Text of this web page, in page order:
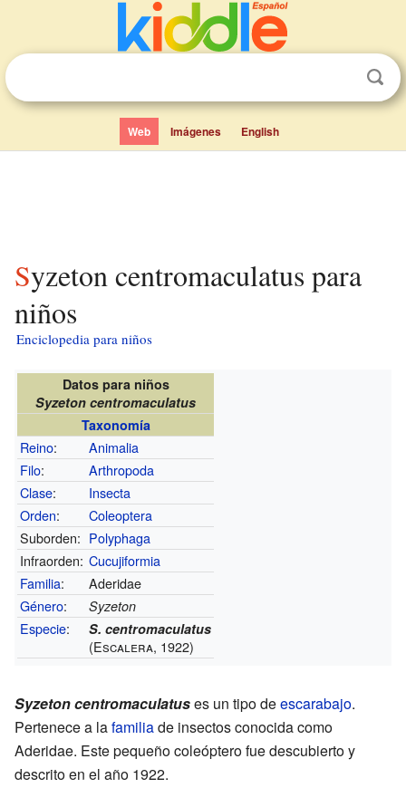
Web Imágenes English
Syzeton centromaculatus para
niños
Enciclopedia para niños
Datos para niños
Syzeton centromaculatus
Taxonomía
Reino:
Animalia
Filo:
Arthropoda
Clase:
Insecta
Orden:
Coleoptera
Suborden: Polyphaga
Infraorden: Cucujiformia
Familia:
Aderidae
Género: Syzeton
Especie: S. centromaculatus
(Escalera, 1922)
Syzeton centromaculatuses un tipo deescarabajo.
Pertenece a lafamiliade insectos conocida como
Aderidae. Este pequeño coleóptero fue descubierto y
descrito en el año 1922.